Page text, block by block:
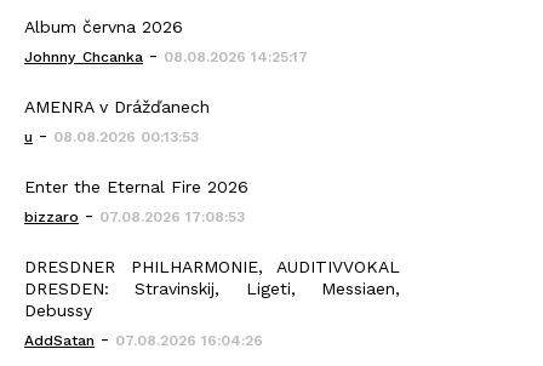
Album června 2026
Johnny_Chcanka - 08.08.2026 14:25:17
AMENRA v Drážďanech
u - 08.08.2026 00:13:53
Enter the Eternal Fire 2026
bizzaro - 07.08.2026 17:08:53
DRESDNER PHILHARMONIE, AUDITIVVOKAL
DRESDEN: Stravinskij, Ligeti, Messiaen,
Debussy
AddSatan - 07.08.2026 16:04:26